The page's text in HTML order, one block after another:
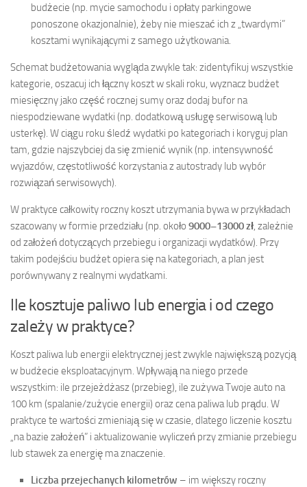
budżecie (np. mycie samochodu i opłaty parkingowe
ponoszone okazjonalnie), żeby nie mieszać ich z „twardymi”
kosztami wynikającymi z samego użytkowania.
Schemat budżetowania wygląda zwykle tak: zidentyfikuj wszystkie
kategorie, oszacuj ich łączny koszt w skali roku, wyznacz budżet
miesięczny jako część rocznej sumy oraz dodaj bufor na
niespodziewane wydatki (np. dodatkową usługę serwisową lub
usterkę). W ciągu roku śledź wydatki po kategoriach i koryguj plan
tam, gdzie najszybciej da się zmienić wynik (np. intensywność
wyjazdów, częstotliwość korzystania z autostrady lub wybór
rozwiązań serwisowych).
W praktyce całkowity roczny koszt utrzymania bywa w przykładach
szacowany w formie przedziału (np. około 9000–13000 zł , zależnie
od założeń dotyczących przebiegu i organizacji wydatków). Przy
takim podejściu budżet opiera się na kategoriach, a plan jest
porównywany z realnymi wydatkami.
Ile kosztuje paliwo lub energia i od czego
zależy w praktyce?
Koszt paliwa lub energii elektrycznej jest zwykle największą pozycją
w budżecie eksploatacyjnym. Wpływają na niego przede
wszystkim: ile przejeżdżasz (przebieg), ile zużywa Twoje auto na
100 km (spalanie/zużycie energii) oraz cena paliwa lub prądu. W
praktyce te wartości zmieniają się w czasie, dlatego liczenie kosztu
„na bazie założeń” i aktualizowanie wyliczeń przy zmianie przebiegu
lub stawek za energię ma znaczenie.
Liczba przejechanych kilometrów – im większy roczny